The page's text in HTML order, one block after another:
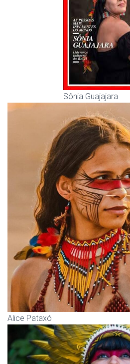
Sônia Guajajara
Alice Pataxó